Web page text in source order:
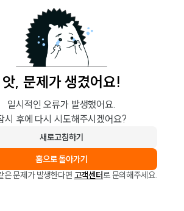
앗, 문제가 생겼어요!
일시적인 오류가 발생했어요.
시 후에 다시 시도해주시겠어요?
새로고침하기
홈으로 돌아가기
은 문제가 발생한다면 고객센터로 문의해주세요.